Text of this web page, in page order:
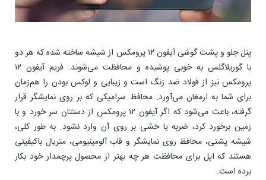
پنل جلو و پشت گوشی آیفون ۱۲ پرومکس از شیشه ساخته شده که هر دو
با گوریلاگلس به خوبی پوشیده و محافظت می‌شوند. فریم آیفون ۱۲
پرومکس نیز از فولاد ضد زنگ است و زیبایی و لوکس بودن را هم‌زمان
برای شما به ارمغان می‌آورد. محافظ سرامیکی که بر روی نمایشگر قرار
گرفته، باعث می‌شود که اگر آیفون ۱۲ پرومکس از دستتان سر خورد و با
زمین برخورد کرد، ضربه‌ یا خشی بر روی آن وارد نشود. به طور کلی،
شیشه پشتی، محافظ روی نمایشگر و قاب آلومینیومی، متریال باکیفیتی
هستند که اپل برای محافظت هر چه بهتر از محصول پرچمدار خود بکار
برده است.